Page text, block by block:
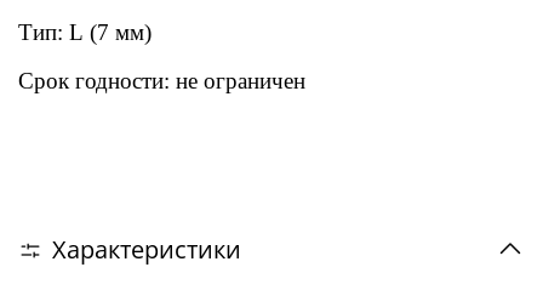
Тип: L (7 мм)
Срок годности: не ограничен
Характеристики